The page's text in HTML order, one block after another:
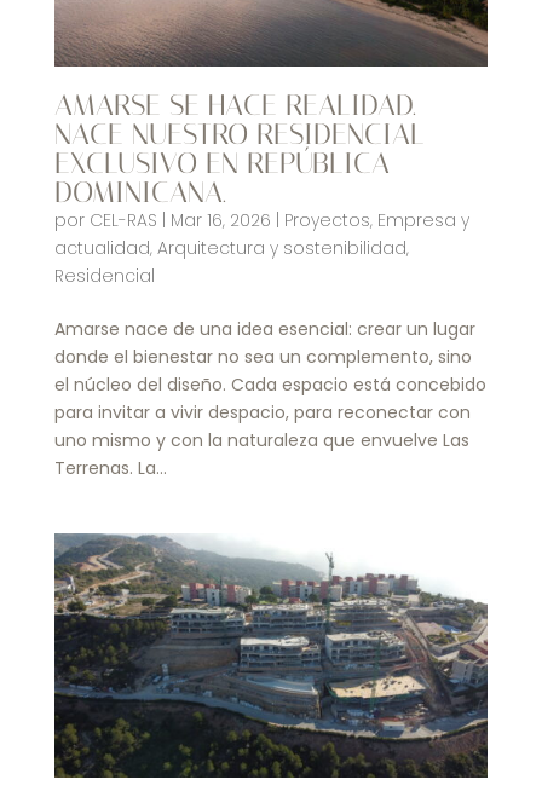
AMARSE SE HACE REALIDAD.
NACE NUESTRO RESIDENCIAL
EXCLUSIVO EN REPÚBLICA
DOMINICANA.
por CEL-RAS Mar 16, 2026 Proyectos, Empresa y
actualidad, Arquitectura y sostenibilidad,
Residencial
Amarse nace de una idea esencial: crear un lugar
donde el bienestar no sea un complemento, sino
el núcleo del diseño. Cada espacio está concebido
para invitar a vivir despacio, para reconectar con
uno mismo y con la naturaleza que envuelve Las
Terrenas. La...